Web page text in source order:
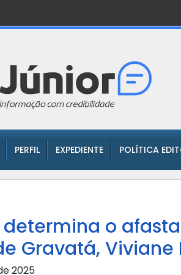
PERFIL EXPEDIENTE POLÍTICA
o
Gravatá, Viviane
2025